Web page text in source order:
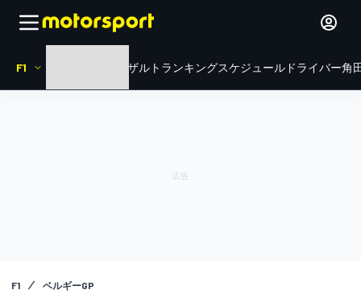
F1 リザルト ランキングスケジュール ドライバー角
F1 ベルギーGP